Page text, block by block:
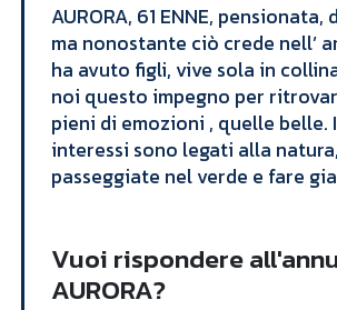
​AURORA, 61 ENNE,
ma nonostante ciò crede nell’
ha avuto figli, vive sola in
noi questo impegno per
pieni di emozioni , quelle belle.
interessi sono legati alla
passeggiate nel verde e fare
Vuoi rispondere
AURORA?